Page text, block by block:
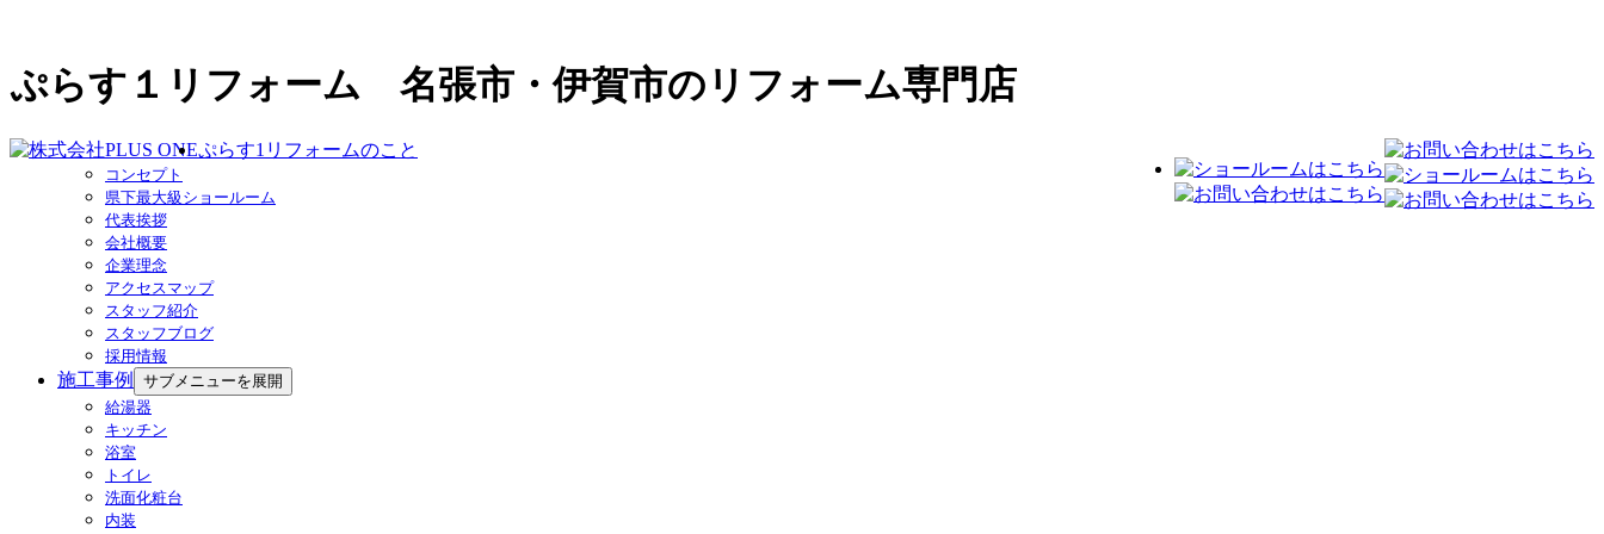
ぷらす１リフォーム 名張市・伊賀市のリフォーム専門店
ぷらす1リフォームのこと
コンセプト
県下最大級ショールーム
代表挨拶
会社概要
企業理念
アクセスマップ
スタッフ紹介
スタッフブログ
採用情報
施工事例
サブメニューを展開
給湯器
キッチン
浴室
トイレ
洗面化粧台
内装